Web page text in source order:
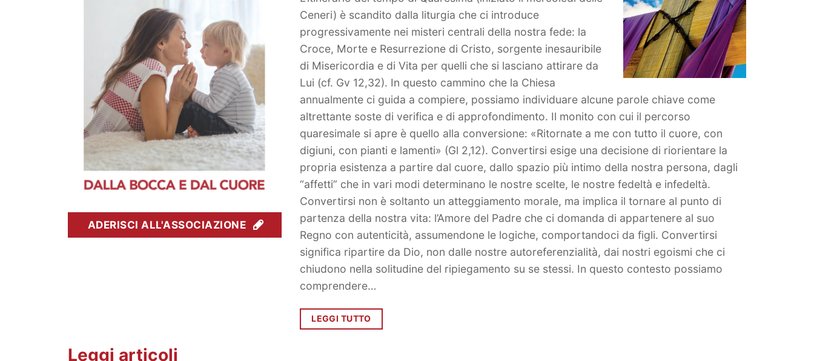
ADERISCI ALL'ASSOCIAZIONE
Ceneri) è scandito dalla liturgia che ci introduce
progressivamente nei misteri centrali della nostra fede: la
Croce, Morte e Resurrezione di Cristo, sorgente inesauribile
di Misericordia e di Vita per quelli che si lasciano attirare da
Lui (cf. Gv 12,32). In questo cammino che la Chiesa
annualmente ci guida a compiere, possiamo individuare alcune parole chiave come
altrettante soste di verifica e di approfondimento. Il monito con cui il percorso
quaresimale si apre è quello alla conversione: «Ritornate a me con tutto il cuore, con
digiuni, con pianti e lamenti» (Gl 2,12). Convertirsi esige una decisione di riorientare la
propria esistenza a partire dal cuore, dallo spazio più intimo della nostra persona, dagli
“affetti” che in vari modi determinano le nostre scelte, le nostre fedeltà e infedeltà.
Convertirsi non è soltanto un atteggiamento morale, ma implica il tornare al punto di
partenza della nostra vita: l’Amore del Padre che ci domanda di appartenere al suo
Regno con autenticità, assumendone le logiche, comportandoci da figli. Convertirsi
significa ripartire da Dio, non dalle nostre autoreferenzialità, dai nostri egoismi che ci
chiudono nella solitudine del ripiegamento su se stessi. In questo contesto possiamo
comprendere…
LEGGI TUTTO
Leggi articoli